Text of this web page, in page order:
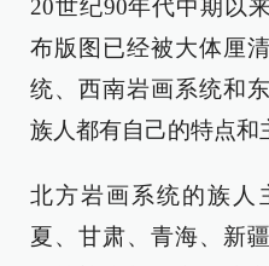
20世纪90年代中期以
布版图已经被大体厘
统、西南岩画系统和
族人都有自己的特点和
北方岩画系统的族人
夏、甘肃、青海、新